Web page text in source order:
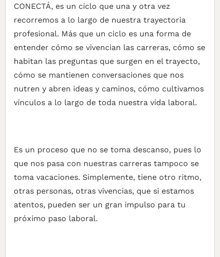
CONECTÁ, es un ciclo que una y otra vez
recorremos a lo largo de nuestra trayectoria
profesional. Más que un ciclo es una forma de
entender cómo se vivencian las carreras, cómo se
habitan las preguntas que surgen en el trayecto,
cómo se mantienen conversaciones que nos
nutren y abren ideas y caminos, cómo cultivamos
vínculos a lo largo de toda nuestra vida laboral.
Es un proceso que no se toma descanso, pues lo
que nos pasa con nuestras carreras tampoco se
toma vacaciones. Simplemente, tiene otro ritmo,
otras personas, otras vivencias, que si estamos
atentos, pueden ser un gran impulso para tu
próximo paso laboral.